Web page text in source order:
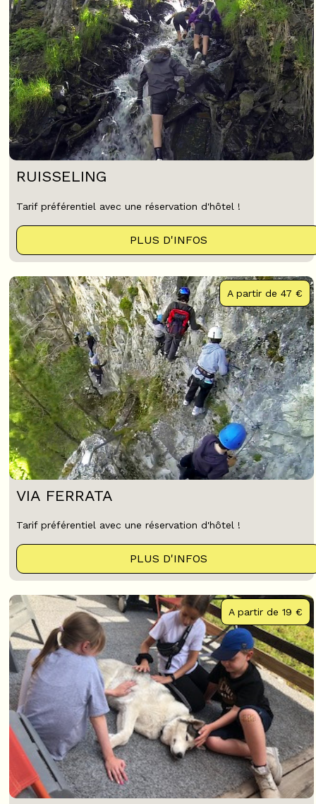
RUISSELING
Tarif préférentiel avec une réservation d'hôtel !
PLUS D'INFOS
VIA FERRATA
A partir de 47 €
Tarif préférentiel avec une réservation d'hôtel !
PLUS D'INFOS
A partir de 19 €